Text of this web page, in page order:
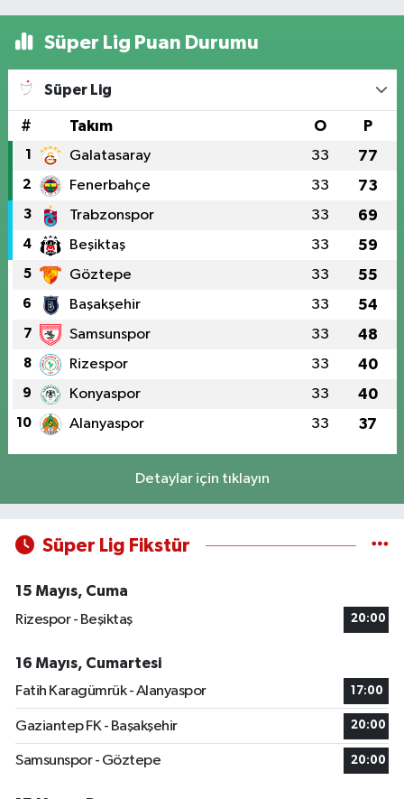
Süper Lig Puan Durumu
Süper Lig
# Takım O P
1 Galatasaray 33 77
2 Fenerbahçe 33 73
3 Trabzonspor 33 69
4 Beşiktaş 33 59
5 Göztepe 33 55
6 Başakşehir 33 54
7 Samsunspor 33 48
8 Rizespor 33 40
9 Konyaspor 33 40
10 Alanyaspor 33 37
Detaylar için tıklayın
Süper Lig Fikstür
15 Mayıs, Cuma
Rizespor - Beşiktaş
20:00
16 Mayıs, Cumartesi
Fatih Karagümrük - Alanyaspor
17:00
Gaziantep FK - Başakşehir 20:00
Samsunspor - Göztepe 20:00